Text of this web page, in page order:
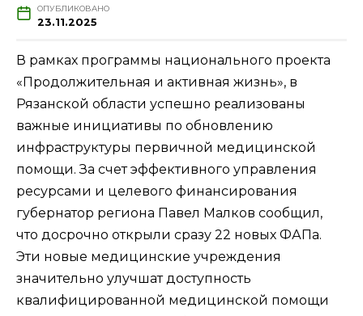
ОПУБЛИКОВАНО
23.11.2025
В рамках программы национального проекта
«Продолжительная и активная жизнь», в
Рязанской области успешно реализованы
важные инициативы по обновлению
инфраструктуры первичной медицинской
помощи. За счет эффективного управления
ресурсами и целевого финансирования
губернатор региона Павел Малков сообщил,
что досрочно открыли сразу 22 новых ФАПа.
Эти новые медицинские учреждения
значительно улучшат доступность
квалифицированной медицинской помощи